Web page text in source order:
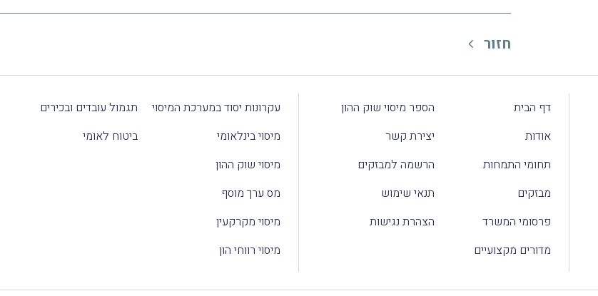
חזור
דף הבית
אודות
תחומי התמחות
מבזקים
פרסומי המשרד
מדורים מקצועיים
הספר מיסוי שוק ההון
יצירת קשר
הרשמה למבזקים
תנאי שימוש
הצהרת נגישות
עקרונות יסוד במערכת המיסוי
מיסוי בינלאומי
מיסוי שוק ההון
מס ערך מוסף
מיסוי מקרקעין
מיסוי רווחי הון
תגמול עובדים ובכירים
ביטוח לאומי